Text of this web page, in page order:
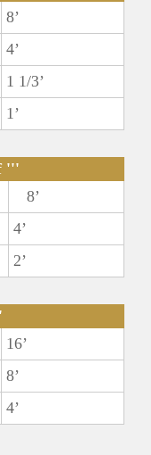
8’
4’
1 1/3’
1’
'''
8’
4’
2’
16’
8’
4’